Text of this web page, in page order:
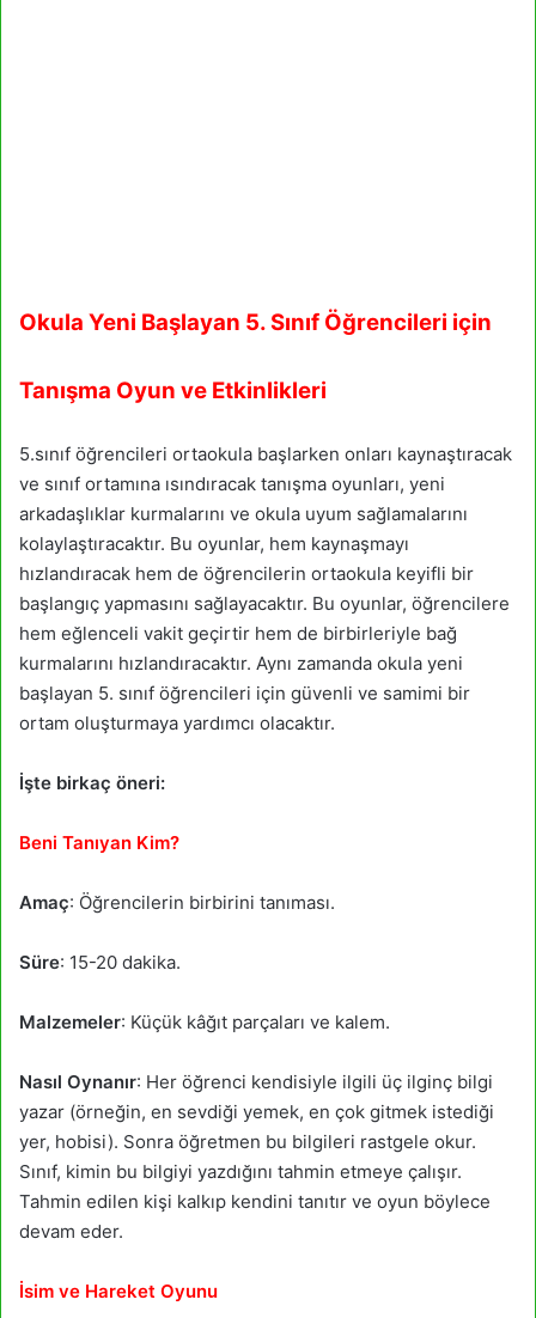
Okula Yeni Başlayan 5. Sınıf Öğrencileri için
Tanışma Oyun ve Etkinlikleri
5.sınıf öğrencileri ortaokula başlarken onları kaynaştıracak
ve sınıf ortamına ısındıracak tanışma oyunları, yeni
arkadaşlıklar kurmalarını ve okula uyum sağlamalarını
kolaylaştıracaktır. Bu oyunlar, hem kaynaşmayı
hızlandıracak hem de öğrencilerin ortaokula keyifli bir
başlangıç yapmasını sağlayacaktır. Bu oyunlar, öğrencilere
hem eğlenceli vakit geçirtir hem de birbirleriyle bağ
kurmalarını hızlandıracaktır. Aynı zamanda okula yeni
başlayan 5. sınıf öğrencileri için güvenli ve samimi bir
ortam oluşturmaya yardımcı olacaktır.
İşte birkaç öneri:
Beni Tanıyan Kim?
Amaç: Öğrencilerin birbirini tanıması.
Süre: 15-20 dakika.
Malzemeler: Küçük kâğıt parçaları ve kalem.
Nasıl Oynanır: Her öğrenci kendisiyle ilgili üç ilginç bilgi
yazar (örneğin, en sevdiği yemek, en çok gitmek istediği
yer, hobisi). Sonra öğretmen bu bilgileri rastgele okur.
Sınıf, kimin bu bilgiyi yazdığını tahmin etmeye çalışır.
Tahmin edilen kişi kalkıp kendini tanıtır ve oyun böylece
devam eder.
İsim ve Hareket Oyunu